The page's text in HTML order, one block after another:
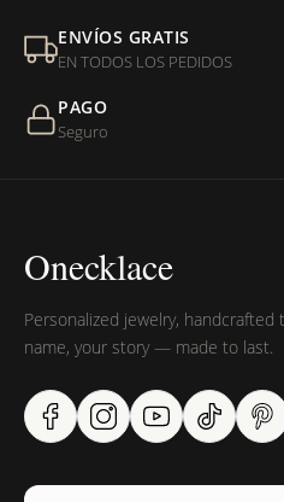
Mi orden fue devuelta por USPS,
entregada?
¿Sus productos son libres de
ENVÍOS GRATIS
EN TODOS LOS PEDIDOS
PAGO
Seguro
Onecklace
Personalized jewelry,
name, your story — made to last.